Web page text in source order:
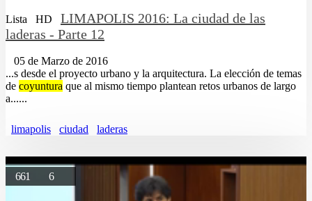
Lista HD
LIMAPOLIS 2016: La ciudad de las
laderas - Parte 12
05 de Marzo de 2016
...s desde el proyecto urbano y la arquitectura. La elección de temas
de coyuntura que al mismo tiempo plantean retos urbanos de largo
a......
limapolis ciudad laderas
661 6